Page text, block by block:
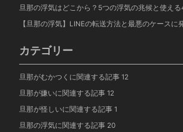
旦那の浮気はどこから？5つの浮気の兆候と使え
【旦那の浮気】LINEの転送方法と最悪のケースに
カテゴリー
旦那がむかつくに関連する記事 12
旦那が嫌いに関連する記事 12
旦那が怪しいに関連する記事 1
旦那の浮気に関連する記事 20